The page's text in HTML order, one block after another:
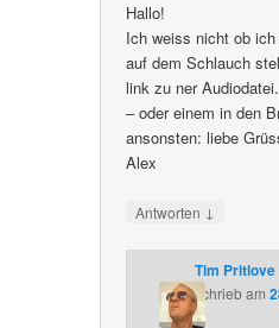
Hallo!
Ich weiss nicht ob
auf dem Schlauch
link zu ner Audiodatei.
– oder einem in den
ansonsten: liebe
Alex
Antworten ↓
Tim Pritlove
schriebam